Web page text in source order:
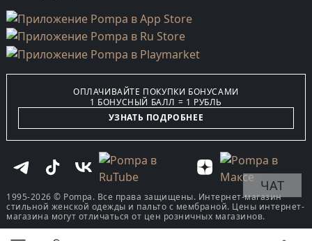
ОПЛАЧИВАЙТЕ ПОКУПКИ БОНУСАМИ
1 БОНУСНЫЙ БАЛЛ = 1 РУБЛЬ
УЗНАТЬ ПОДРОБНЕЕ
1995-2026 © Pompa. Все права защищены. Интернет-магазин
стильной женской одежды и пальто с мембраной. Цены интернет-
магазина могут отличаться от цен розничных магазинов.
ЧАТ